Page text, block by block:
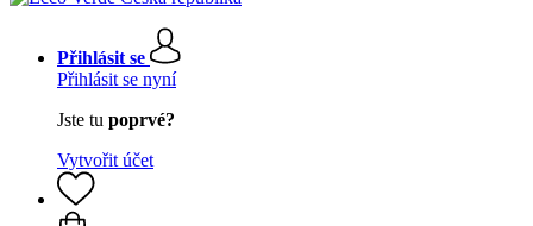
Přihlásit se
Přihlásit se nyní
Jste tu poprvé?
Vytvořit účet